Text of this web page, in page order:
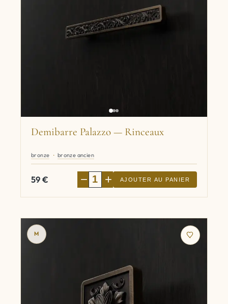
Demibarre Palazzo — Rinceaux
bronze bronze ancien
59€ − + AJOUTER AU PANIER
M